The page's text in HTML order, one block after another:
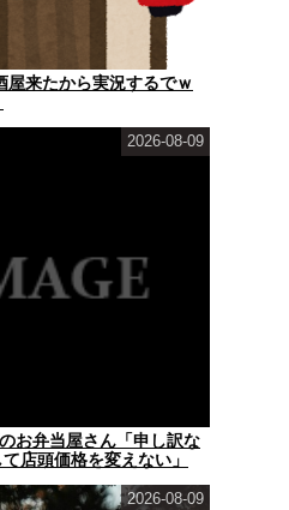
屋来たから実況するでｗ
お弁当屋さん「申し訳な
店頭価格を変えない」
2026-08-09
2026-08-09